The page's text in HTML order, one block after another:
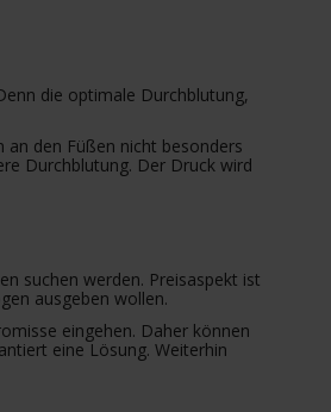
die optimale Durchblutung,
den Füßen nicht besonders
Durchblutung. Der Druck wird
suchen werden. Preisaspekt ist
ausgeben wollen.
eingehen. Daher können
eine Lösung. Weiterhin